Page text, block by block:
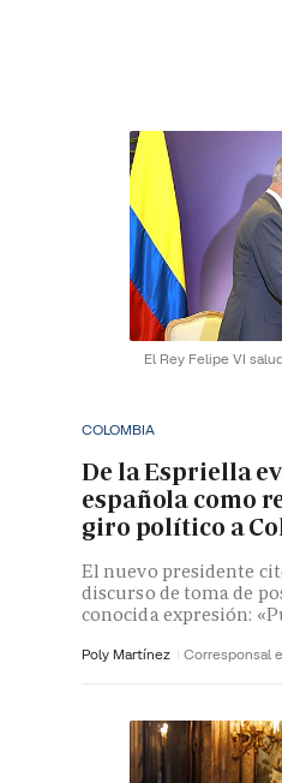
El Rey Felipe VI
COLOMBIA
De la Espriella
española como
giro político a
El nuevo presidente
discurso de toma de
conocida expresión:
Poly Martínez Corresponsal